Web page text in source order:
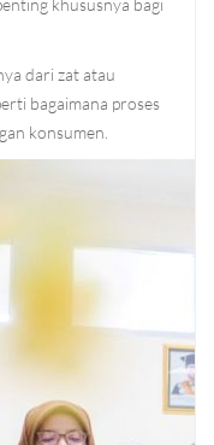
dari zat atau
bagaimana proses
konsumen.